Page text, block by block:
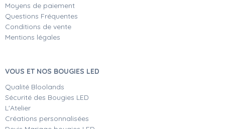
Moyens de paiement
Questions Fréquentes
Conditions de vente
Mentions légales
VOUS ET NOS BOUGIES LED
Qualité Bloolands
Sécurité des Bougies LED
L'Atelier
Créations personnalisées